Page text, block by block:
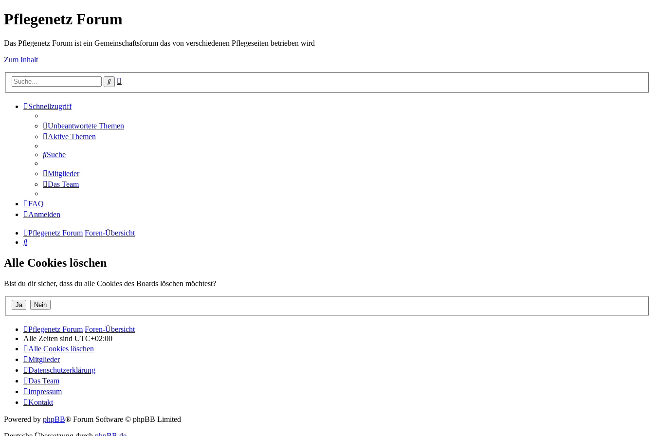
Pflegenetz Forum
Das Pflegenetz Forum ist ein Gemeinschaftsforum das von verschiedenen Pflegeseiten betrieben wird
Zum Inhalt
Suche
Schnellzugriff
Unbeantwortete Themen
Aktive Themen
Suche
Mitglieder
Das Team
FAQ
Anmelden
Pflegenetz Forum Foren-Übersicht
Suche
Alle Cookies löschen
Bist du dir sicher, dass du alle Cookies des Boards löschen möchtest?
Pflegenetz Forum Foren-Übersicht
Alle Zeiten sind UTC+02:00
Alle Cookies löschen
Mitglieder
Datenschutzerklärung
Das Team
Impressum
Kontakt
Powered by phpBB® Forum Software © phpBB Limited